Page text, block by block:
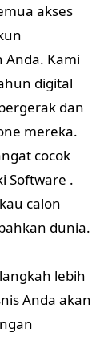
akses
Anda. Kami
digital
dan
mereka.
cocok
Software .
calon
dunia.
lebih
Anda akan